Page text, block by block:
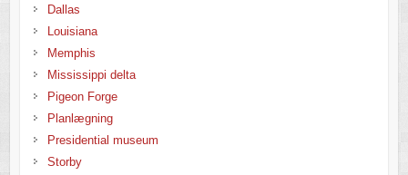
Dallas
Louisiana
Memphis
Mississippi delta
Pigeon Forge
Planlægning
Presidential museum
Storby